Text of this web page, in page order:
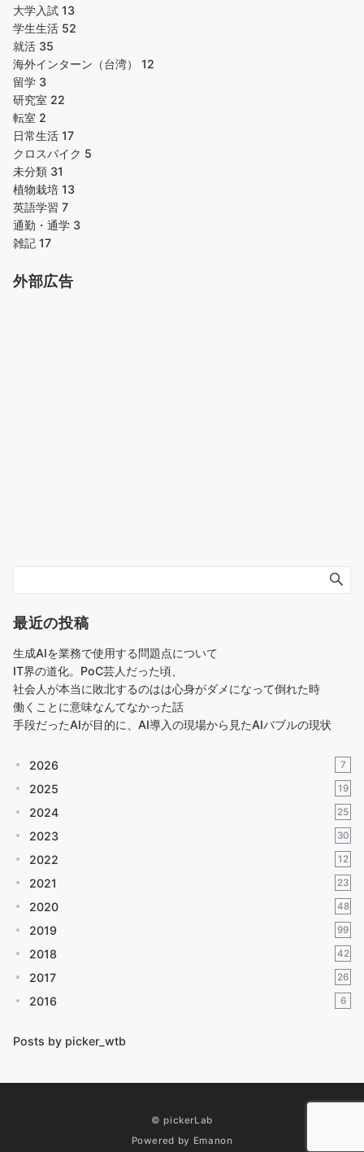
大学入試 13
学生生活 52
就活 35
海外インターン（台湾） 12
留学 3
研究室 22
転室 2
日常生活 17
クロスバイク 5
未分類 31
植物栽培 13
英語学習 7
通勤・通学 3
雑記 17
外部広告
最近の投稿
生成AIを業務で使用する問題点について
IT界の道化。PoC芸人だった頃、
社会人が本当に敗北するのはは心身がダメになって倒れた時
働くことに意味なんてなかった話
手段だったAIが目的に、AI導入の現場から見たAIバブルの現状
2026 7
2025 19
2024 25
2023 30
2022 12
2021 23
2020 48
2019 99
2018 42
2017 26
2016 6
Posts by picker_wtb
© pickerLab
Powered by Emanon